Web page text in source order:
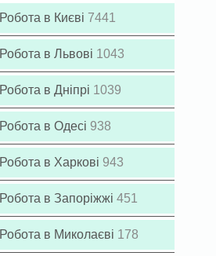
Робота в Києві 7441
Робота в Львові 1043
Робота в Дніпрі 1039
Робота в Одесі 938
Робота в Харкові 943
Робота в Запоріжжі 451
Робота в Миколаєві 178